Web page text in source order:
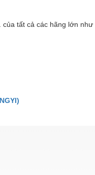
tất cả các hãng lớn như